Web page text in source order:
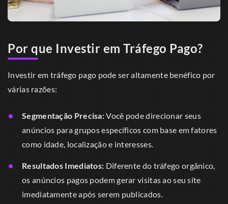
Por que Investir em Tráfego Pago?
Investir em tráfego pago pode ser altamente benéfico por
várias razões:
Segmentação Precisa:Você pode direcionar seus
anúncios para grupos específicos com base em fatores
como idade, localização e interesses.
Resultados Imediatos: Diferente do tráfego orgânico,
os anúncios pagos podem gerar visitas ao seu site
imediatamente após serem publicados.